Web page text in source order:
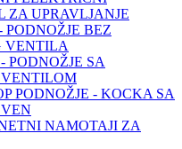
ZA UPRAVLJANJE
BEZ
VENTILA
PODNOŽJE SA
PODNOŽJE - KOCKA SA
NAMOTAJI ZA